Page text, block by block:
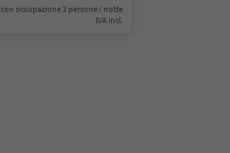
con occupazione 2 persone / notte
IVA incl.